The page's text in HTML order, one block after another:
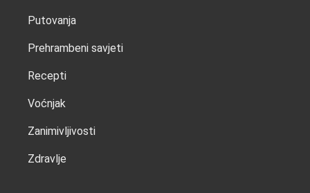
Putovanja
Prehrambeni savjeti
Recepti
Voćnjak
Zanimivljivosti
Zdravlje